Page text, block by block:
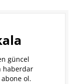
güncel
haberdar
ol.